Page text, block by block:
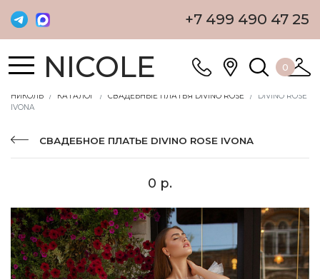
+7 499 490 47 25
NICOLE 0
НИКОЛЬ КАТАЛОГ СВАДЕБНЫЕ ПЛАТЬЯ DIVINO ROSE
DIVINO ROSE
IVONA
СВАДЕБНОЕ ПЛАТЬЕ DIVINO ROSE IVONA
0 р.